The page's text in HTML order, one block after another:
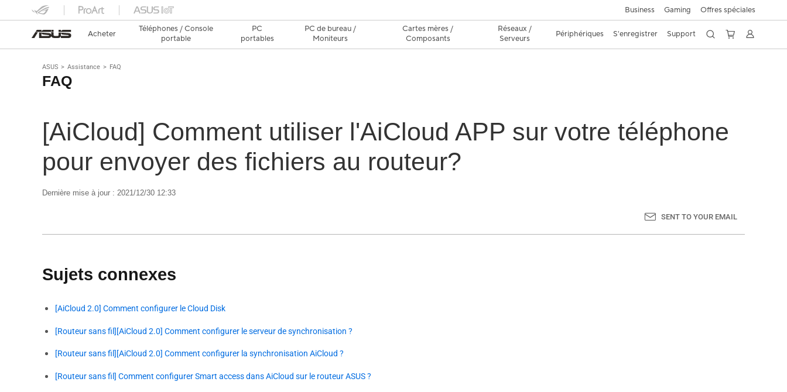
Business Gaming Offres spéciales
Acheter
Téléphones / Console
portable
PC
portables
PC de bureau /
Moniteurs
Cartes mères /
Composants
Réseaux /
Serveurs
Périphériques S'enregistrer Support
ASUS Assistance FAQ
FAQ
[AiCloud] Comment utiliser l'AiCloud APP sur votre téléphone
pour envoyer des fichiers au routeur?
Dernière mise à jour : 2021/12/30 12:33
SENT TO YOUR EMAIL
Sujets connexes
[AiCloud 2.0] Comment configurer le Cloud Disk
[Routeur sans fil][AiCloud 2.0] Comment configurer le serveur de synchronisation ?
[Routeur sans fil][AiCloud 2.0] Comment configurer la synchronisation AiCloud ?
[Routeur sans fil] Comment configurer Smart access dans AiCloud sur le routeur ASUS ?